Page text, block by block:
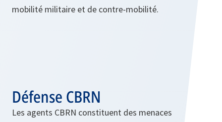
mobilité militaire et de contre-mobilité.
Défense CBRN
Les agents CBRN constituent des menaces